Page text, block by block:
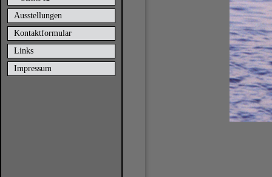
Ausstellungen
Kontaktformular
Links
Impressum